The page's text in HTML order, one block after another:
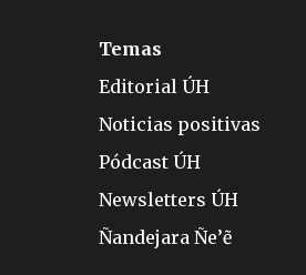
Temas
Editorial ÚH
Noticias positivas
Pódcast ÚH
Newsletters ÚH
Ñandejara Ñe’ẽ